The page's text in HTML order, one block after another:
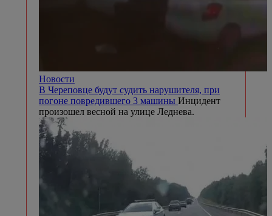
Новости
В Череповце будут судить нарушителя, при
погоне повредившего 3 машины Инцидент
произошел весной на улице Леднева.